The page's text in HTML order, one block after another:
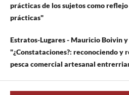
prácticas de los sujetos como
prácticas"
Estratos-Lugares - Mauricio Boivin
"¿Constataciones?: reconociendo y
pesca comercial artesanal